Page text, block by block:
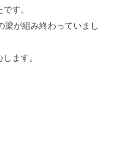
す。
が組み終わっていまし
ます。